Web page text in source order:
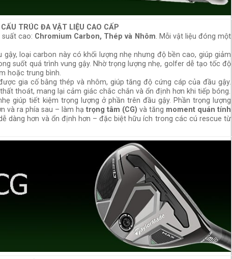
TRÚC ĐA VẬT LIỆU CAO CẤP
cao: Chromium Carbon, Thép và Nhôm. Mỗi vật liệu đóng một
gậy, loại carbon này có khối lượng nhẹ nhưng độ bền cao, giúp giảm
suốt quá trình vung gậy. Nhờ trọng lượng nhẹ, golfer dễ tạo tốc độ
hoặc trung bình.
gia cố bằng thép và nhôm, giúp tăng độ cứng cáp của đầu gậy.
thoát, mang lại cảm giác chắc chắn và ổn định hơn khi tiếp bóng.
giúp tiết kiệm trọng lượng ở phần trên đầu gậy. Phần trọng lượng
và ra phía sau – làm hạ trọng tâm (CG) và tăng moment quán tính
dàng hơn và ổn định hơn – đặc biệt hữu ích trong các cú rescue từ